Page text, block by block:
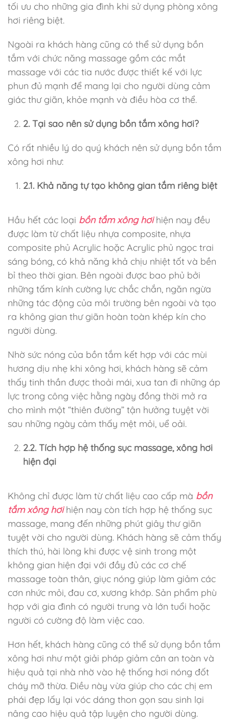
tối ưu cho những gia đình khi sử dụng phòng xông
hơi riêng biệt.
Ngoài ra khách hàng cũng có thể sử dụng bồn
tắm với chức năng massage gồm các mắt
massage với các tia nước được thiết kế với lực
phun đủ mạnh để mang lại cho người dùng cảm
giác thư giãn, khỏe mạnh và điều hòa cơ thể.
2. Tại sao nên sử dụng bồn tắm xông hơi?
Có rất nhiều lý do quý khách nên sử dụng bồn tắm
xông hơi như:
2.1. Khả năng tự tạo không gian tắm riêng biệt
Hầu hết các loại bồn tắm xông hơihiện nay đều
được làm từ chất liệu nhựa composite, nhựa
composite phủ Acrylic hoặc Acrylic phủ ngọc trai
sáng bóng, có khả năng khả chịu nhiệt tốt và bền
bỉ theo thời gian. Bên ngoài được bao phủ bởi
những tấm kính cường lực chắc chắn, ngăn ngừa
những tác động của môi trường bên ngoài và tạo
ra không gian thư giãn hoàn toàn khép kín cho
người dùng.
Nhờ sức nóng của bồn tắm kết hợp với các mùi
hương dịu nhẹ khi xông hơi, khách hàng sẽ cảm
thấy tinh thần được thoải mái, xua tan đi những áp
lực trong công việc hằng ngày đồng thời mở ra
cho mình một “thiên đường” tận hưởng tuyệt vời
sau những ngày cảm thấy mệt mỏi, uể oải.
2.2. Tích hợp hệ thống sục massage, xông hơi
hiện đại
Không chỉ được làm từ chất liệu cao cấp mà bồn
tắm xông hơihiện nay còn tích hợp hệ thống sục
massage, mang đến những phút giây thư giãn
tuyệt vời cho người dùng. Khách hàng sẽ cảm thấy
thích thú, hài lòng khi được vệ sinh trong một
không gian hiện đại với đầy đủ các cơ chế
massage toàn thân, giục nóng giúp làm giảm các
cơn nhức mỏi, đau cơ, xương khớp. Sản phẩm phù
hợp với gia đình có người trung và lớn tuổi hoặc
người có cường độ làm việc cao.
Hơn hết, khách hàng cũng có thể sử dụng bồn tắm
xông hơi như một giải pháp giảm cân an toàn và
hiệu quả tại nhà nhờ vào hệ thống hơi nóng đốt
cháy mỡ thừa. Điều này vừa giúp cho các chị em
phái đẹp lấy lại vóc dáng thon gọn sau sinh lại
nâng cao hiệu quả tập luyện cho người dùng.